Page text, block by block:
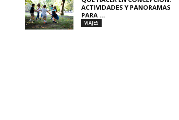
ACTIVIDADES Y PANORAMAS
PARA ...
VIAJES